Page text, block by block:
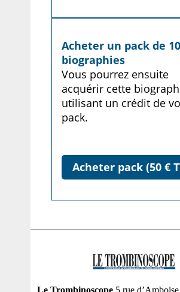
Acheter un pack de 10
biographies
Vous pourrez ensuite
acquérir cette
utilisant un crédit de
pack.
Acheter pack (50 €
Le Trombinoscope 5 rue